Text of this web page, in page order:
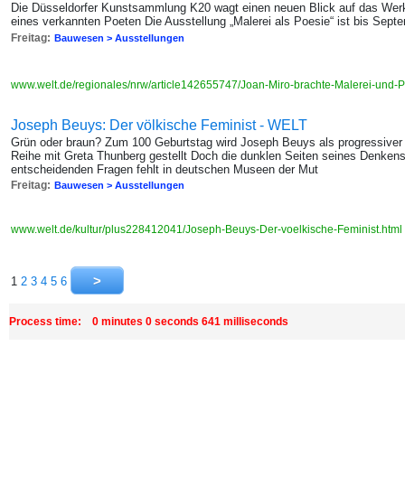
Die Düsseldorfer Kunstsammlung K20 wagt einen neuen Blick auf das
eines verkannten Poeten Die Ausstellung „Malerei als Poesie“ ist bis
Freitag: Bauwesen > Ausstellungen
www.welt.de/regionales/nrw/article142655747/Joan-Miro-brachte-Malerei-und-
Joseph Beuys: Der völkische Feminist - WELT
Grün oder braun? Zum 100 Geburtstag wird Joseph Beuys als
Reihe mit Greta Thunberg gestellt Doch die dunklen Seiten seines
entscheidenden Fragen fehlt in deutschen Museen der Mut
Freitag: Bauwesen > Ausstellungen
www.welt.de/kultur/plus228412041/Joseph-Beuys-Der-voelkische-Feminist.html
1 2 3 4 5 6
Process time: 0 minutes 0 seconds 641 milliseconds